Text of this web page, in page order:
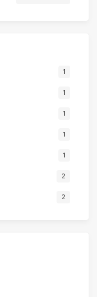
1
1
1
1
1
2
2